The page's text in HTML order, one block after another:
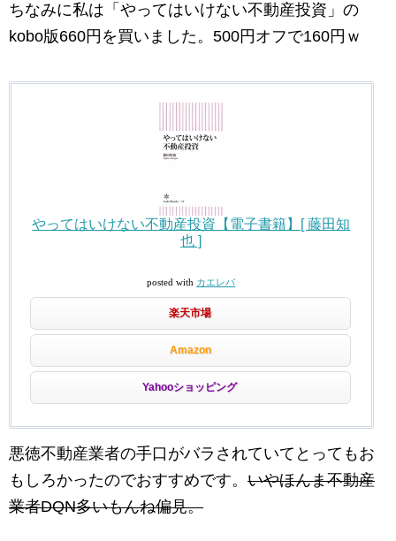
ちなみに私は「やってはいけない不動産投資」の
kobo版660円を買いました。500円オフで160円ｗ
やってはいけない不動産投資【電子書籍】[ 藤田知
也 ]
posted with カエレバ
楽天市場
Amazon
Yahooショッピング
悪徳不動産業者の手口がバラされていてとってもお
もしろかったのでおすすめです。 いやほんま不動産
業者DQN多いもんね偏見。